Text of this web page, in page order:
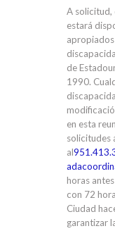
A solicitud,
estará
de
1990.
en esta
solicitudes
al
horas
con 72
Ciudad
garantizar